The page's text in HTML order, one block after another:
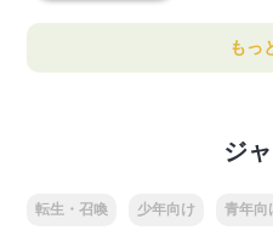
もっ
ジ
転生・召喚 少年向け 青年向